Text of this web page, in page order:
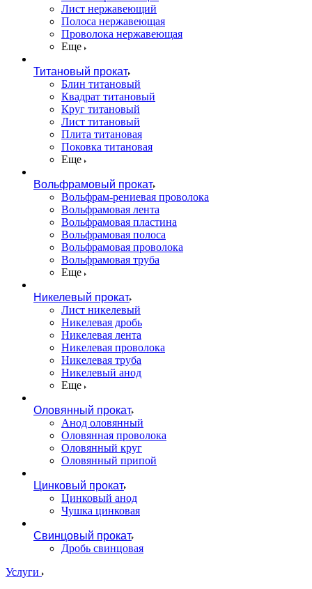
Лист нержавеющий
Полоса нержавеющая
Проволока нержавеющая
Еще
Титановый прокат
Блин титановый
Квадрат титановый
Круг титановый
Лист титановый
Плита титановая
Поковка титановая
Еще
Вольфрамовый прокат
Вольфрам-рениевая проволока
Вольфрамовая лента
Вольфрамовая пластина
Вольфрамовая полоса
Вольфрамовая проволока
Вольфрамовая труба
Еще
Никелевый прокат
Лист никелевый
Никелевая дробь
Никелевая лента
Никелевая проволока
Никелевая труба
Никелевый анод
Еще
Оловянный прокат
Анод оловянный
Оловянная проволока
Оловянный круг
Оловянный припой
Цинковый прокат
Цинковый анод
Чушка цинковая
Свинцовый прокат
Дробь свинцовая
Услуги